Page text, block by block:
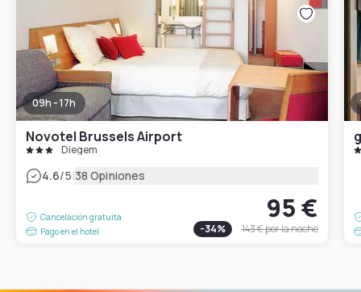
09h - 17h
Novotel Brussels Airport
Diegem
4.6/5|38 Opiniones
Cancelación gratuita
Pago en el hotel
95 €
-34% 143 €por la noche